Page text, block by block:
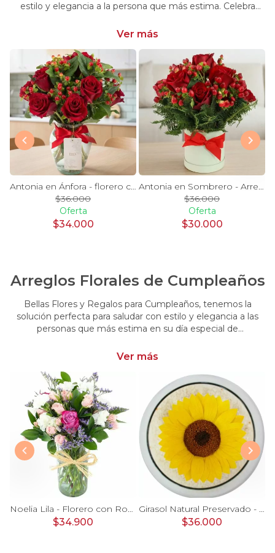
estilo y elegancia a la persona que más estima. Celebra
significativa.
Ver más
Antonia en Ánfora - florero con 9 rosas rojo e hypericum
$36.000
Oferta
$34.000
Antonia en Sombrero - Arreglo 9 rosas rojo e hypericum
$36.000
Oferta
$30.000
Arreglos Florales de Cumpleaños
Bellas Flores y Regalos para Cumpleaños, tenemos la
solución perfecta para saludar con estilo y elegancia a las
personas que más estima en su día especial de
para cumpleaños
Ver más
Noelia Lila - Florero con Rosas, mini rosas, mini claveles y limonium
$34.900
Girasol Natural Preservado - girasol preservado en pecera vidrio con piedrecitas
$36.000